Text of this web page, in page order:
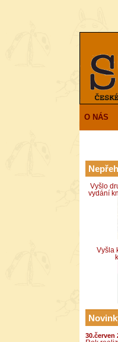
O NÁS
Vyšlo
vydání
Vyšla
30.červen